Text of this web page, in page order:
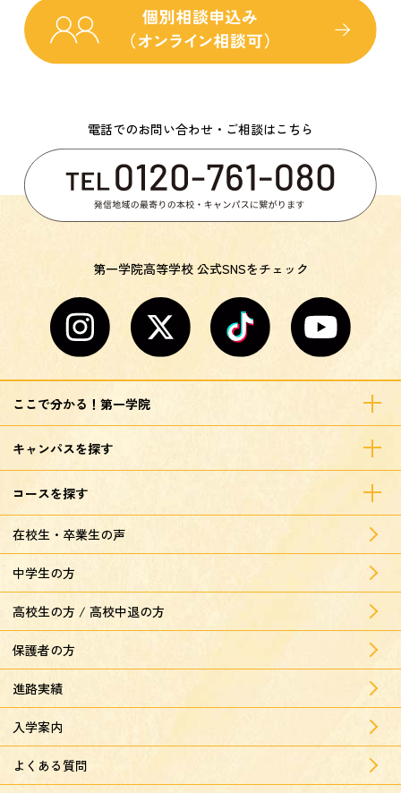
電話でのお問い合わせ・ご相談はこちら
第一学院高等学校 公式SNSをチェック
ここで分かる！第一学院
キャンパスを探す
コースを探す
在校生・卒業生の声
中学生の方
高校生の方 / 高校中退の方
保護者の方
進路実績
入学案内
よくある質問